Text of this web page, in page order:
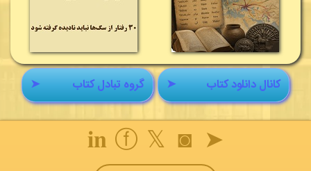
➤ گروه تبادل کتاب ➤ کانال دانلود کتاب
➤
◙
𝕏
ⓕ
𝐢𝐧